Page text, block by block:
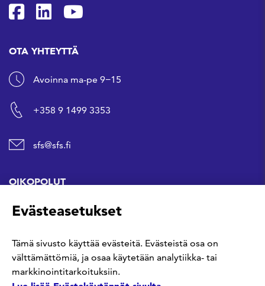
SFS Facebookissa
SFS Linkedinissä
SFS Youtubessa
OTA YHTEYTTÄ
Avoinna ma-pe 9−15
+358 9 1499 3353
sfs@sfs.fi
OIKOPOLUT
Hanki standardi
Kommentoi tekeillä olevia standardeja
Evästeasetukset
Tämä sivusto käyttää evästeitä. Evästeistä osa on
välttämättömiä, ja osaa käytetään analytiikka- tai
markkinointitarkoituksiin.